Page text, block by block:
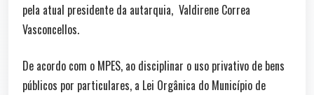
pela atual presidente da autarquia, Valdirene Correa
Vasconcellos.
De acordo com o MPES, ao disciplinar o uso privativo de bens
públicos por particulares, a Lei Orgânica do Município de